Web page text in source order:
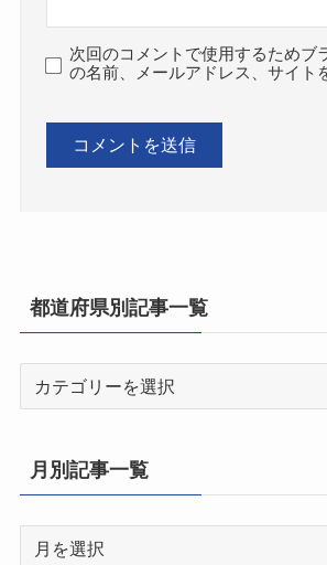
次回のコメントで使用するためブ
の名前、メールアドレス、サイト
都道府県別記事一覧
県
別
月別記事一覧